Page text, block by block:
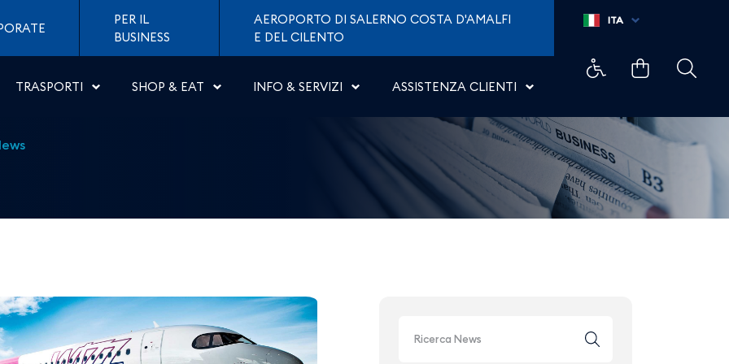
Napoli &#8211; Skopje - Aeroporti di
PER IL
BUSINESS
AEROPORTO DI SALERNO COSTA D'AMALFI
E DEL CILENTO
TRASPORTI SHOP & EAT INFO & SERVIZI ASSISTENZA CLIENTI
ITA